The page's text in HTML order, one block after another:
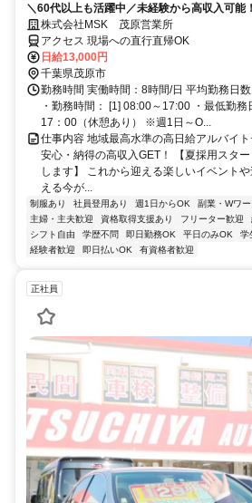
＼60代以上も活躍中／未経験から高収入可能
で警備員デビューをしませんか！【月収26万
勤務3日前迄シフト申請が可能です！週1日～
イフスタイルに合わせてお仕事しませんか！
く活躍しています。
株式会社MSK 茂原営業所
アクセス 現場への直行直帰OK
日給13,000円
千葉県茂原市
勤務時間 実働時間：8時間/日 平均勤務日
・勤務時間： [1] 08:00～17:00 ・最低勤
17：00（休憩あり） ※週1日～O...
仕事内容 地域最高水準の高日給アルバイ
安心・納得の高収入GET！ 【夏採用スタ
します】 これから迎える楽しいイベント
える今が...
制服あり 社員登用あり 週1日からOK 副業・Wワ
主婦・主夫歓迎
資格取得支援あり フリーター歓迎
シフト自由
学歴不問 即日勤務OK 平日のみOK 学
経験者歓迎
即日払いOK 有資格者歓迎
正社員